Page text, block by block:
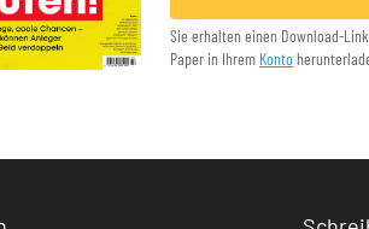
Sie erhalten einen Download-
Paper in Ihrem Konto